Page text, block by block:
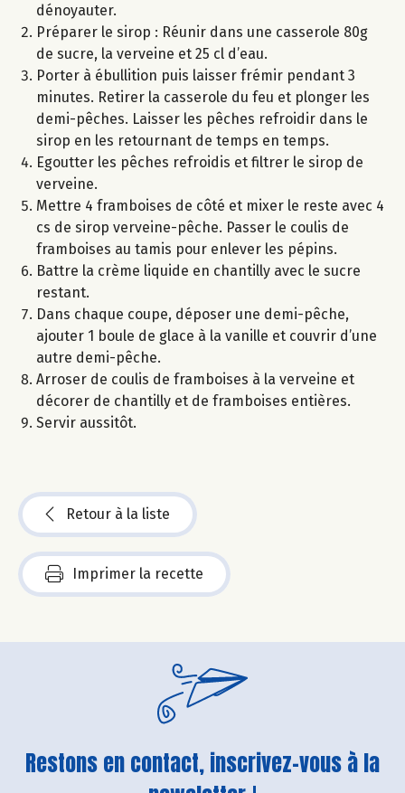
dénoyauter.
Préparer le sirop : Réunir dans une casserole 80g
de sucre, la verveine et 25 cl d’eau.
Porter à ébullition puis laisser frémir pendant 3
minutes. Retirer la casserole du feu et plonger les
demi-pêches. Laisser les pêches refroidir dans le
sirop en les retournant de temps en temps.
Egoutter les pêches refroidis et filtrer le sirop de
verveine.
Mettre 4 framboises de côté et mixer le reste avec 4
cs de sirop verveine-pêche. Passer le coulis de
framboises au tamis pour enlever les pépins.
Battre la crème liquide en chantilly avec le sucre
restant.
Dans chaque coupe, déposer une demi-pêche,
ajouter 1 boule de glace à la vanille et couvrir d’une
autre demi-pêche.
Arroser de coulis de framboises à la verveine et
décorer de chantilly et de framboises entières.
Servir aussitôt.
Retour à la liste
Imprimer la recette
Restons en contact, inscrivez-vous à la